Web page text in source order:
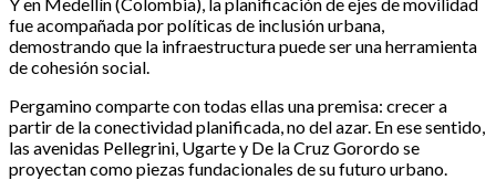
fue acompañada por políticas de inclusión urbana,
demostrando que la infraestructura puede ser una herramienta
de cohesión social.
Pergamino comparte con todas ellas una premisa: crecer a
partir de la conectividad planificada, no del azar. En ese sentido,
las avenidas Pellegrini, Ugarte y De la Cruz Gorordo se
proyectan como piezas fundacionales de su futuro urbano.